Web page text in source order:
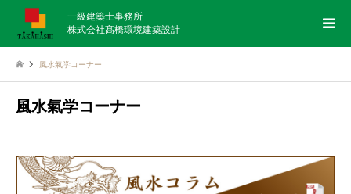
一級建築士事務所
株式会社髙橋環境建築設計
風水氣学コーナー
風水氣学コーナー